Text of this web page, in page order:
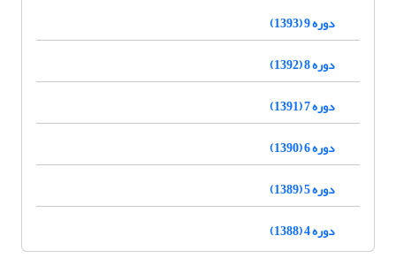
دوره 9 (1393)
دوره 8 (1392)
دوره 7 (1391)
دوره 6 (1390)
دوره 5 (1389)
دوره 4 (1388)